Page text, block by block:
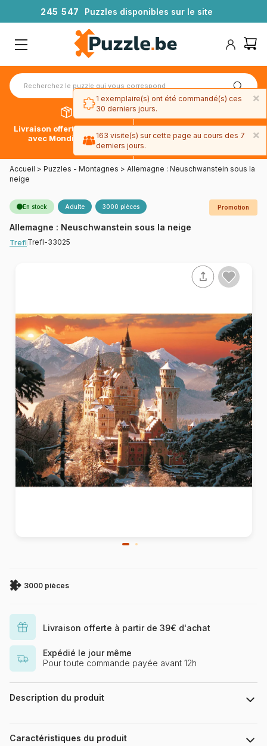
245 547 Puzzles disponibles sur le site
Livraison offerte dès 39€*
avec Mondial Relay
Paiement en 4x sans frais
avec Paypal
Accueil > Puzzles - Montagnes > Allemagne : Neuschwanstein sous la
neige
En stock Adulte 3000 pièces Promotion
Allemagne : Neuschwanstein sous la neige
Trefl Trefl-33025
3000 pièces
Livraison offerte à partir de 39€ d'achat
Expédié le jour même
Pour toute commande payée avant 12h
Description du produit
.
Caractéristiques du produit
×
1 exemplaire(s) ont été commandé(s) ces
30 derniers jours.
×
163 visite(s) sur cette page au cours des 7
derniers jours.